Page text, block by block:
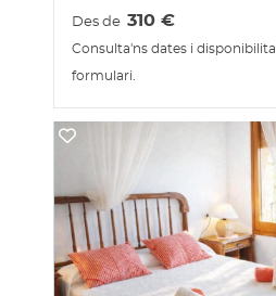
Des de 310€
Consulta'ns dates i
formulari.